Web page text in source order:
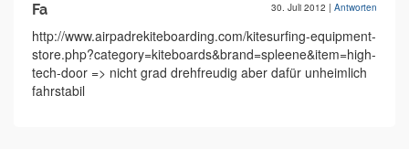
Fa 30. Juli 2012 | Antworten
http://www.airpadrekiteboarding.com/kitesurfing-equipment-
store.php?category=kiteboards&brand=spleene&item=high-
tech-door => nicht grad drehfreudig aber dafür unheimlich
fahrstabil